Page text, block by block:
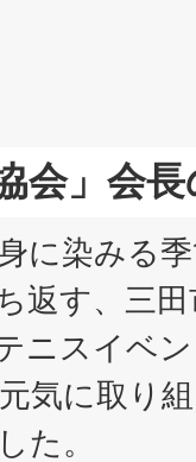
会」会
に染みる
返す、三
ニスイベ
気に取り
た。